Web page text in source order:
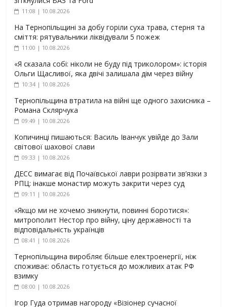
11:08 | 10.08.2026
На Тернопільщині за добу горіли суха трава, стерня та
сміття: рятувальники ліквідували 5 пожеж
11:00 | 10.08.2026
«Я сказала собі: ніколи не буду під триколором»: історія
Ольги Щасливої, яка двічі залишала дім через війну
10:34 | 10.08.2026
Тернопільщина втратила на війні ще одного захисника –
Романа Склярчука
09:49 | 10.08.2026
Копичинці пишаються: Василь Іванчук увійде до Зали
світової шахової слави
09:33 | 10.08.2026
ДЕСС вимагає від Почаївської лаври розірвати зв’язки з
РПЦ: інакше монастир можуть закрити через суд
09:11 | 10.08.2026
«Якщо ми не хочемо зникнути, повинні боротися»:
митрополит Нестор про війну, ціну державності та
відповідальність українців
08:41 | 10.08.2026
Тернопільщина виробляє більше електроенергії, ніж
споживає: область готується до можливих атак РФ
взимку
08:00 | 10.08.2026
Ігор Гуда отримав нагороду «Візіонер сучасної